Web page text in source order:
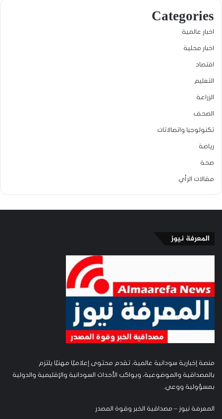
Categories
اخبار عالمية
اخبار محلية
اقتصاد
التعليم
الزراعة
الصحف
تكنولوجيا واتصالاتات
رياضة
صحة
مقالات الرأي
المعرفة نيوز
منصة إخبارية سودانية عالمية، تقدم محتوى إعلاميًا مهنيًا يلتزم
بالمصداقية والموضوعية، ويواكب الأحداث السودانية والإقليمية والدولية
بمسؤولية ووعي.
المعرفة نيوز – مصداقية الخبر وقوة المصدر